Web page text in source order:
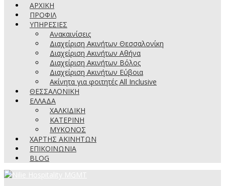
ΑΡΧΙΚΗ
ΠΡΟΦΙΛ
ΥΠΗΡΕΣΙΕΣ
Ανακαινίσεις
Διαχείριση Ακινήτων Θεσσαλονίκη
Διαχείριση Ακινήτων Αθήνα
Διαχείριση Ακινήτων Βόλος
Διαχείριση Ακινήτων Εύβοια
Ακίνητα για φοιτητές All Inclusive
ΘΕΣΣΑΛΟΝΙΚΗ
ΕΛΛΑΔΑ
ΧΑΛΚΙΔΙΚΗ
ΚΑΤΕΡΙΝΗ
ΜΥΚΟΝΟΣ
ΧΑΡΤΗΣ ΑΚΙΝΗΤΩΝ
ΕΠΙΚΟΙΝΩΝΙΑ
BLOG